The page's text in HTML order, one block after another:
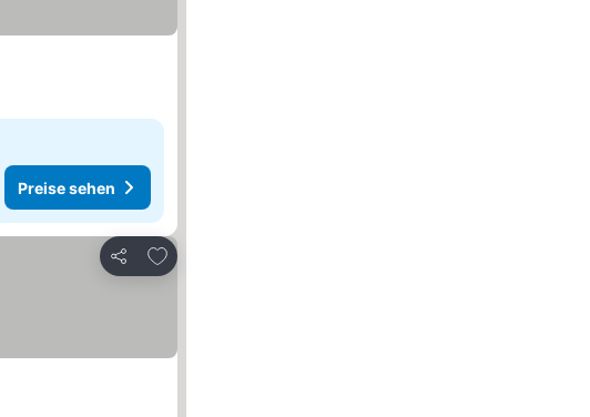
Preise sehen
Teilen
Zu Favoriten hinzufügen